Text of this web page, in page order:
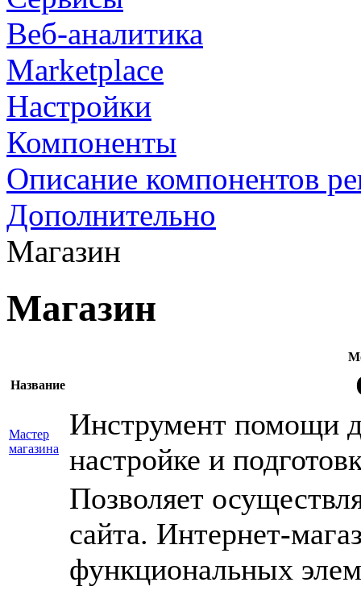
Веб-аналитика
Marketplace
Настройки
Компоненты
Описание компонентов
Дополнительно
Магазин
Магазин
Название
Мастер
магазина
Инструмент помощи
настройке и
Позволяет
сайта. Интернет-
функциональных